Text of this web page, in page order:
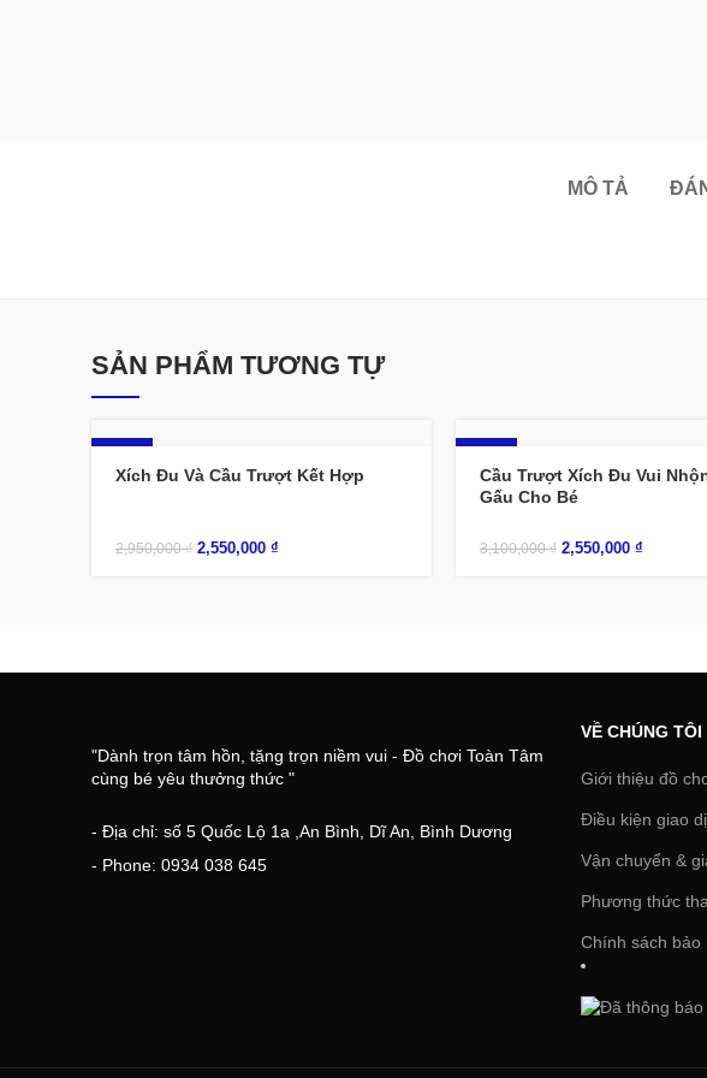
MÔ TẢ
SẢN PHẨM TƯƠNG TỰ
Xích Đu Và Cầu Trượt Kết Hợp
2,950,000₫ 2,550,000 ₫
Cầu Trượt Xích Đu Vui
Gấu Cho Bé
3,100,000₫ 2,550,000 ₫
"Dành trọn tâm hồn, tặng trọn niềm vui - Đồ chơi Toàn Tâm
cùng bé yêu thưởng thức "
- Địa chỉ: số 5 Quốc Lộ 1a ,An Bình, Dĩ An, Bình Dương
- Phone: 0934 038 645
VỀ CHÚNG TÔI
Giới thiệu đồ
Điều kiện giao
Vận chuyển &
Phương thức
Chính sách bảo